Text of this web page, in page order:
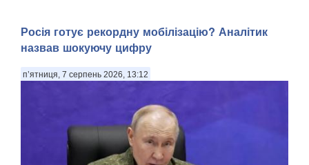
Росія готує рекордну мобілізацію? Аналітик
назвав шокуючу цифру
п’ятниця, 7 серпень 2026, 13:12